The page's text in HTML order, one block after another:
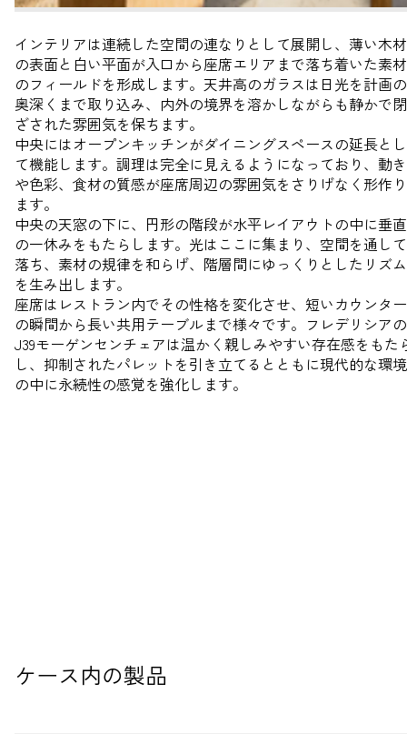
インテリアは連続した空間の連なりとして展開し、薄い木材
の表面と白い平面が入口から座席エリアまで落ち着いた素材
のフィールドを形成します。天井高のガラスは日光を計画の
奥深くまで取り込み、内外の境界を溶かしながらも静かで閉
ざされた雰囲気を保ちます。
中央にはオープンキッチンがダイニングスペースの延長とし
て機能します。調理は完全に見えるようになっており、動き
や色彩、食材の質感が座席周辺の雰囲気をさりげなく形作り
ます。
中央の天窓の下に、円形の階段が水平レイアウトの中に垂直
の一休みをもたらします。光はここに集まり、空間を通して
落ち、素材の規律を和らげ、階層間にゆっくりとしたリズム
を生み出します。
座席はレストラン内でその性格を変化させ、短いカウンター
の瞬間から長い共用テーブルまで様々です。フレデリシアの
J39モーゲンセンチェアは温かく親しみやすい存在感をもた
し、抑制されたパレットを引き立てるとともに現代的な環境
の中に永続性の感覚を強化します。
ケース内の製品